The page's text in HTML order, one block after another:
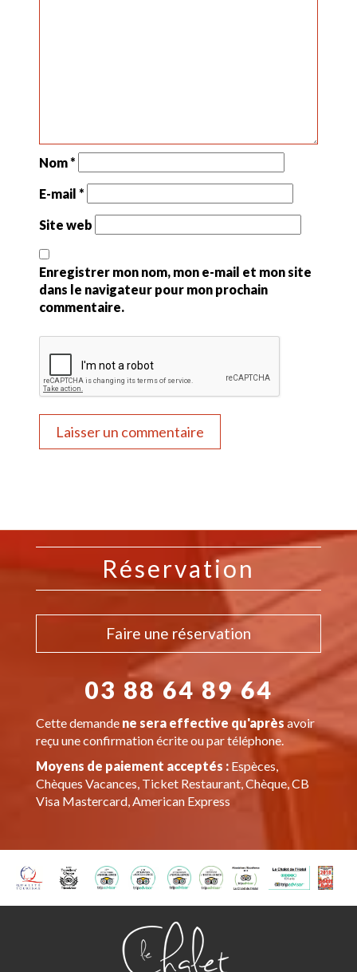
Nom*
E-mail*
Site web
Enregistrer mon nom, mon e-mail et mon site
dans le navigateur pour mon prochain
commentaire.
Réservation
Faire une réservation
03 88 64 89 64
Cette demande ne sera effective qu'aprèsavoir
reçu une confirmation écrite ou par téléphone.
Moyens de paiement acceptés :Espèces,
Chèques Vacances, Ticket Restaurant, Chèque, CB
Visa Mastercard, American Express